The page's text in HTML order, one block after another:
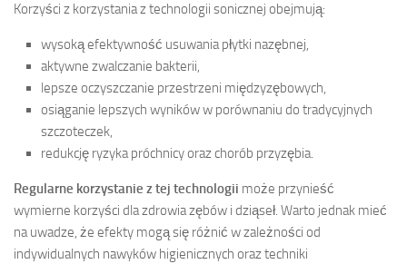
Korzyści z korzystania z technologii sonicznej obejmują:
wysoką efektywność usuwania płytki nazębnej,
aktywne zwalczanie bakterii,
lepsze oczyszczanie przestrzeni międzyzębowych,
osiąganie lepszych wyników w porównaniu do tradycyjnych
szczoteczek,
redukcję ryzyka próchnicy oraz chorób przyzębia.
Regularne korzystanie z tej technologii może przynieść
wymierne korzyści dla zdrowia zębów i dziąseł. Warto jednak mieć
na uwadze, że efekty mogą się różnić w zależności od
indywidualnych nawyków higienicznych oraz techniki